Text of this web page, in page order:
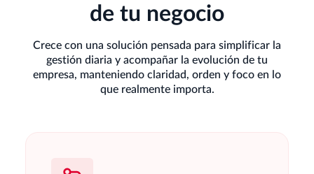
de tu negocio
Crece con una solución pensada para simplificar la
gestión diaria y acompañar la evolución de tu
empresa, manteniendo claridad, orden y foco en lo
que realmente importa.